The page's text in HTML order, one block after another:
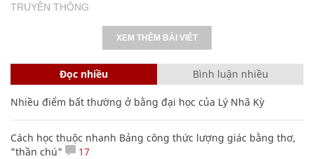
TRUYỀN THÔNG
XEM THÊM BÀI VIẾT
Đọc nhiều Bình luận nhiều
Nhiều điểm bất thường ở bằng đại học của Lý Nhã Kỳ
Cách học thuộc nhanh Bảng công thức lượng giác bằng thơ,
"thần chú"
17